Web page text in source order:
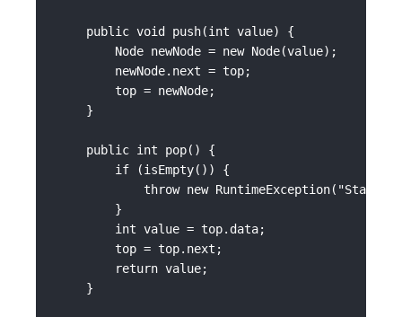
    public void push(int value) {
        Node newNode = new Node(value);
        newNode.next = top;
        top = newNode;
    }
    public int pop() {
        if (isEmpty()) {
throw new RuntimeException("Stack
        }
        int value = top.data;
        top = top.next;
        return value;
    }